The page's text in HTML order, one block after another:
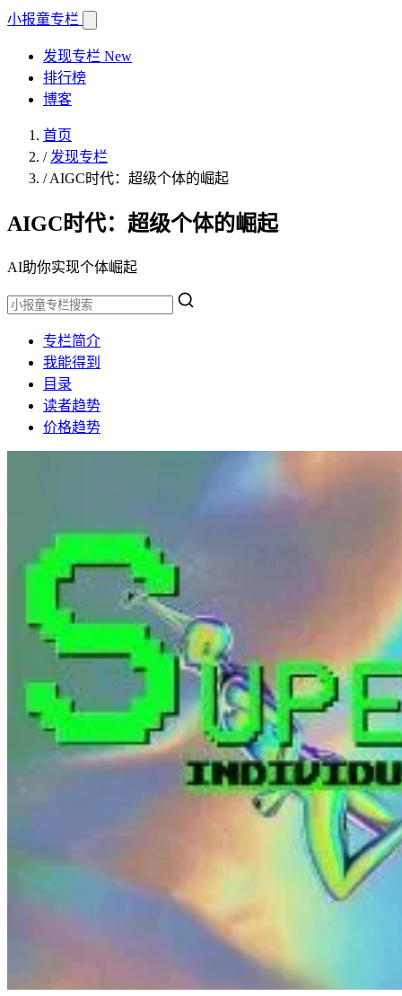
小报童专栏
发现专栏 New
排行榜
博客
首页
/ 发现专栏
/AIGC时代：超级个体的崛起
AIGC时代：超级个体的崛起
AI助你实现个体崛起
专栏简介
我能得到
目录
读者趋势
价格趋势